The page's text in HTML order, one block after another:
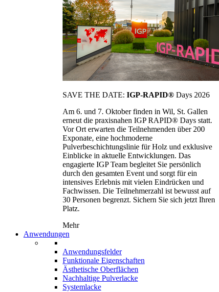
SAVE THE DATE: IGP-RAPID® Days 2026
Am 6. und 7. Oktober finden in Wil, St. Gallen
erneut die praxisnahen IGP RAPID® Days statt.
Vor Ort erwarten die Teilnehmenden über 200
Exponate, eine hochmoderne
Pulverbeschichtungslinie für Holz und exklusive
Einblicke in aktuelle Entwicklungen. Das
engagierte IGP Team begleitet Sie persönlich
durch den gesamten Event und sorgt für ein
intensives Erlebnis mit vielen Eindrücken und
Fachwissen. Die Teilnehmerzahl ist bewusst auf
30 Personen begrenzt. Sichern Sie sich jetzt Ihren
Platz.
Mehr
Anwendungen
Anwendungsfelder
Funktionale Eigenschaften
Ästhetische Oberflächen
Nachhaltige Pulverlacke
Systemlacke